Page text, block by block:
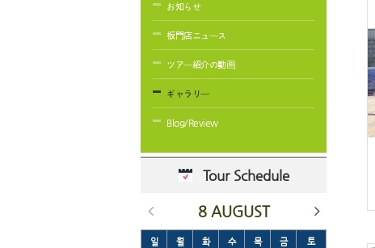
お知らせ
板門店ニュース
ツアー紹介の動画
ギャラリー
Blog/Review
Tour Schedule
8 AUGUST
일 월 화 수 목 금 토